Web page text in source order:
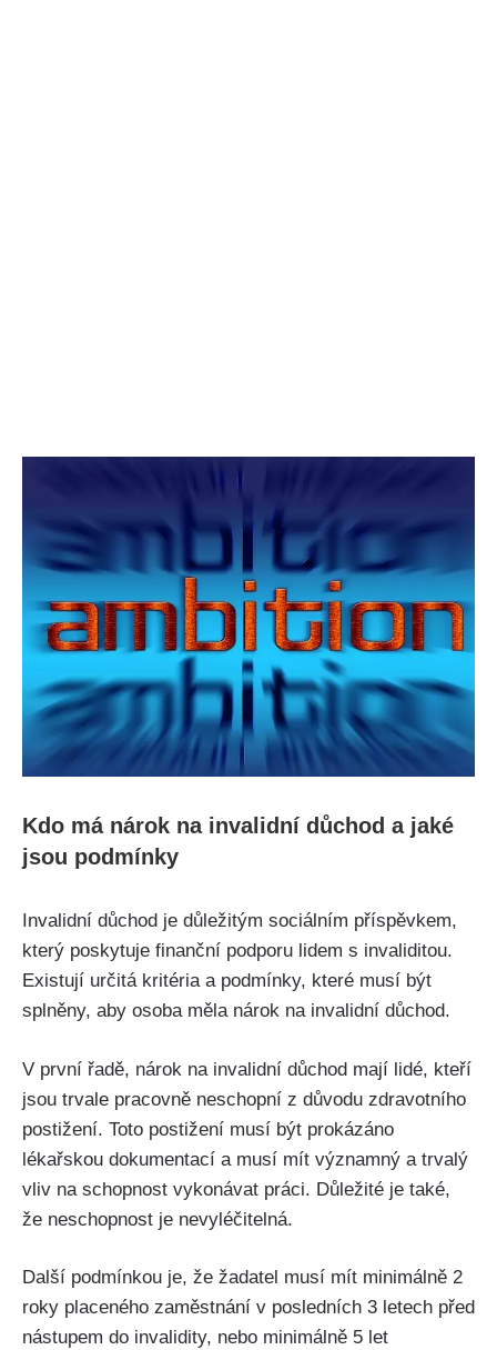
Kdo má nárok na invalidní důchod a jaké
jsou podmínky
Invalidní důchod je důležitým sociálním příspěvkem,
který poskytuje finanční podporu lidem s invaliditou.
Existují určitá kritéria a podmínky, které musí být
splněny, aby osoba měla nárok na invalidní důchod.
V první řadě, nárok na invalidní důchod mají lidé, kteří
jsou trvale pracovně neschopní z důvodu zdravotního
postižení. Toto postižení musí být prokázáno
lékařskou dokumentací a musí mít významný a trvalý
vliv na schopnost vykonávat práci. Důležité je také,
že neschopnost je nevyléčitelná.
Další podmínkou je, že žadatel musí mít minimálně 2
roky placeného zaměstnání v posledních 3 letech před
nástupem do invalidity, nebo minimálně 5 let